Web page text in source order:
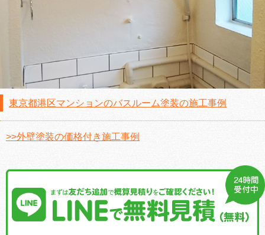
東京都港区マンションのバスルーム塗装の施工事例
>>外壁塗装の価格付き施工事例